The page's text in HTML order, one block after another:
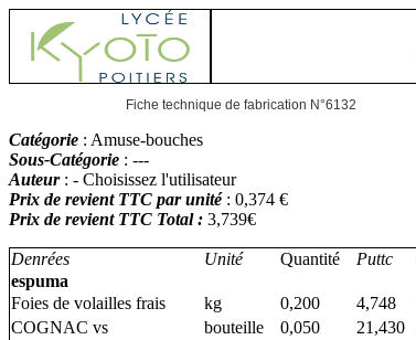
Fiche technique de fabrication N°6132
Catégorie : Amuse-bouches
Sous-Catégorie : ---
Auteur: - Choisissez l'utilisateur
Prix de revient TTC par unité: 0,374 €
Prix de revient TTC Total : 3,739€
Denrées Unité Quantité Puttc
espuma
Foies de volailles frais
kg 0,200 4,748
COGNAC vs
bouteille 0,050 21,430